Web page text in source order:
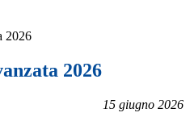
2026
2026
15 giugno 2026